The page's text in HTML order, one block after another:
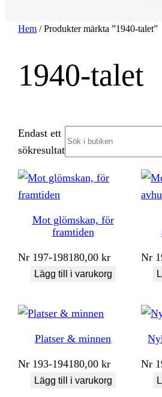
Hem / Produkter märkta ”1940-talet”
1940-talet
Endast ett
sökresultat
Mot glömskan, för
framtiden
Nr 197-198180,00kr
Lägg till i varukorg
Nr
Platser & minnen
Nr 193-194180,00kr
Lägg till i varukorg
Nr